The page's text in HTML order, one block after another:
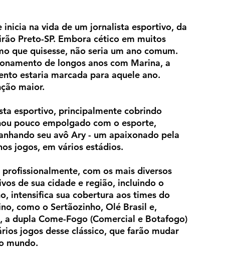
inicia na vida de um jornalista esportivo, da
Preto-SP. Embora cético em muitos
que quisesse, não seria um ano comum.
de longos anos com Marina, a
estaria marcada para aquele ano.
maior.
esportivo, principalmente cobrindo
pouco empolgado com o esporte,
seu avô Ary - um apaixonado pela
jogos, em vários estádios.
profissionalmente, com os mais diversos
de sua cidade e região, incluindo o
intensifica sua cobertura aos times do
como o Sertãozinho, Olé Brasil e,
a dupla Come-Fogo (Comercial e Botafogo)
jogos desse clássico, que farão mudar
mundo.